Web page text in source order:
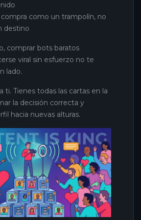
como un trampolín, no
destino
comprar bots baratos
viral sin esfuerzo no te
lado.
ti. Tienes todas las cartas en la
la decisión correcta y
hacia nuevas alturas.